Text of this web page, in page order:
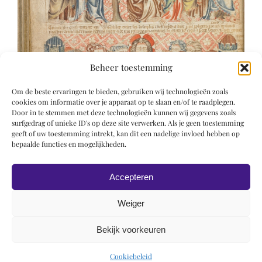
Beheer toestemming
Om de beste ervaringen te bieden, gebruiken wij technologieën zoals
cookies om informatie over je apparaat op te slaan en/of te raadplegen.
Door in te stemmen met deze technologieën kunnen wij gegevens zoals
surfgedrag of unieke ID's op deze site verwerken. Als je geen toestemming
geeft of uw toestemming intrekt, kan dit een nadelige invloed hebben op
bepaalde functies en mogelijkheden.
Accepteren
Weiger
Bekijk voorkeuren
Cookiebeleid
© 2019 Roel Wiechers | Powered by